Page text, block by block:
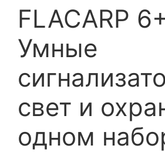
FLACARP
Умные
свет и
одном